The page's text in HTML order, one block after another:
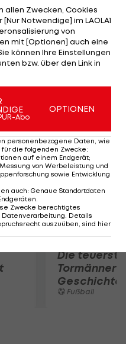
zu Protokoll. Der
ESPN plant sogar
auf Schritt und
der British
2006 für sich
Die
Tormänner
Geschichte
Fußball
allen Zwecken, Cookies
Notwendige] im LAOLA1
von
mit [Optionen] auch eine
können Ihre Einstellungen
bzw. über den Link in
Abo
OPTIONEN
personenbezogene Daten, wie
für die folgenden Zwecke:
auf einem Endgerät;
von Werbeleistung und
sowie Entwicklung
auch: Genaue Standortdaten
.
Zwecke berechtigtes
Details
auszuüben, sind hier